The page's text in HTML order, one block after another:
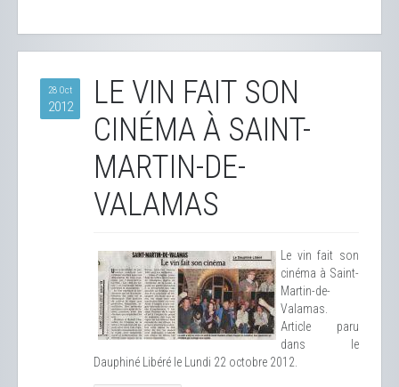
28 Oct
2012
LE VIN FAIT SON
CINÉMA À SAINT-
MARTIN-DE-
VALAMAS
Le vin fait son
cinéma à Saint-
Martin-de-
Valamas.
Article paru
dans le
Dauphiné Libéré le Lundi 22 octobre 2012.